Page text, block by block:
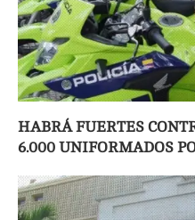
HABRÁ FUERTES
6.000 UNIFORMADOS